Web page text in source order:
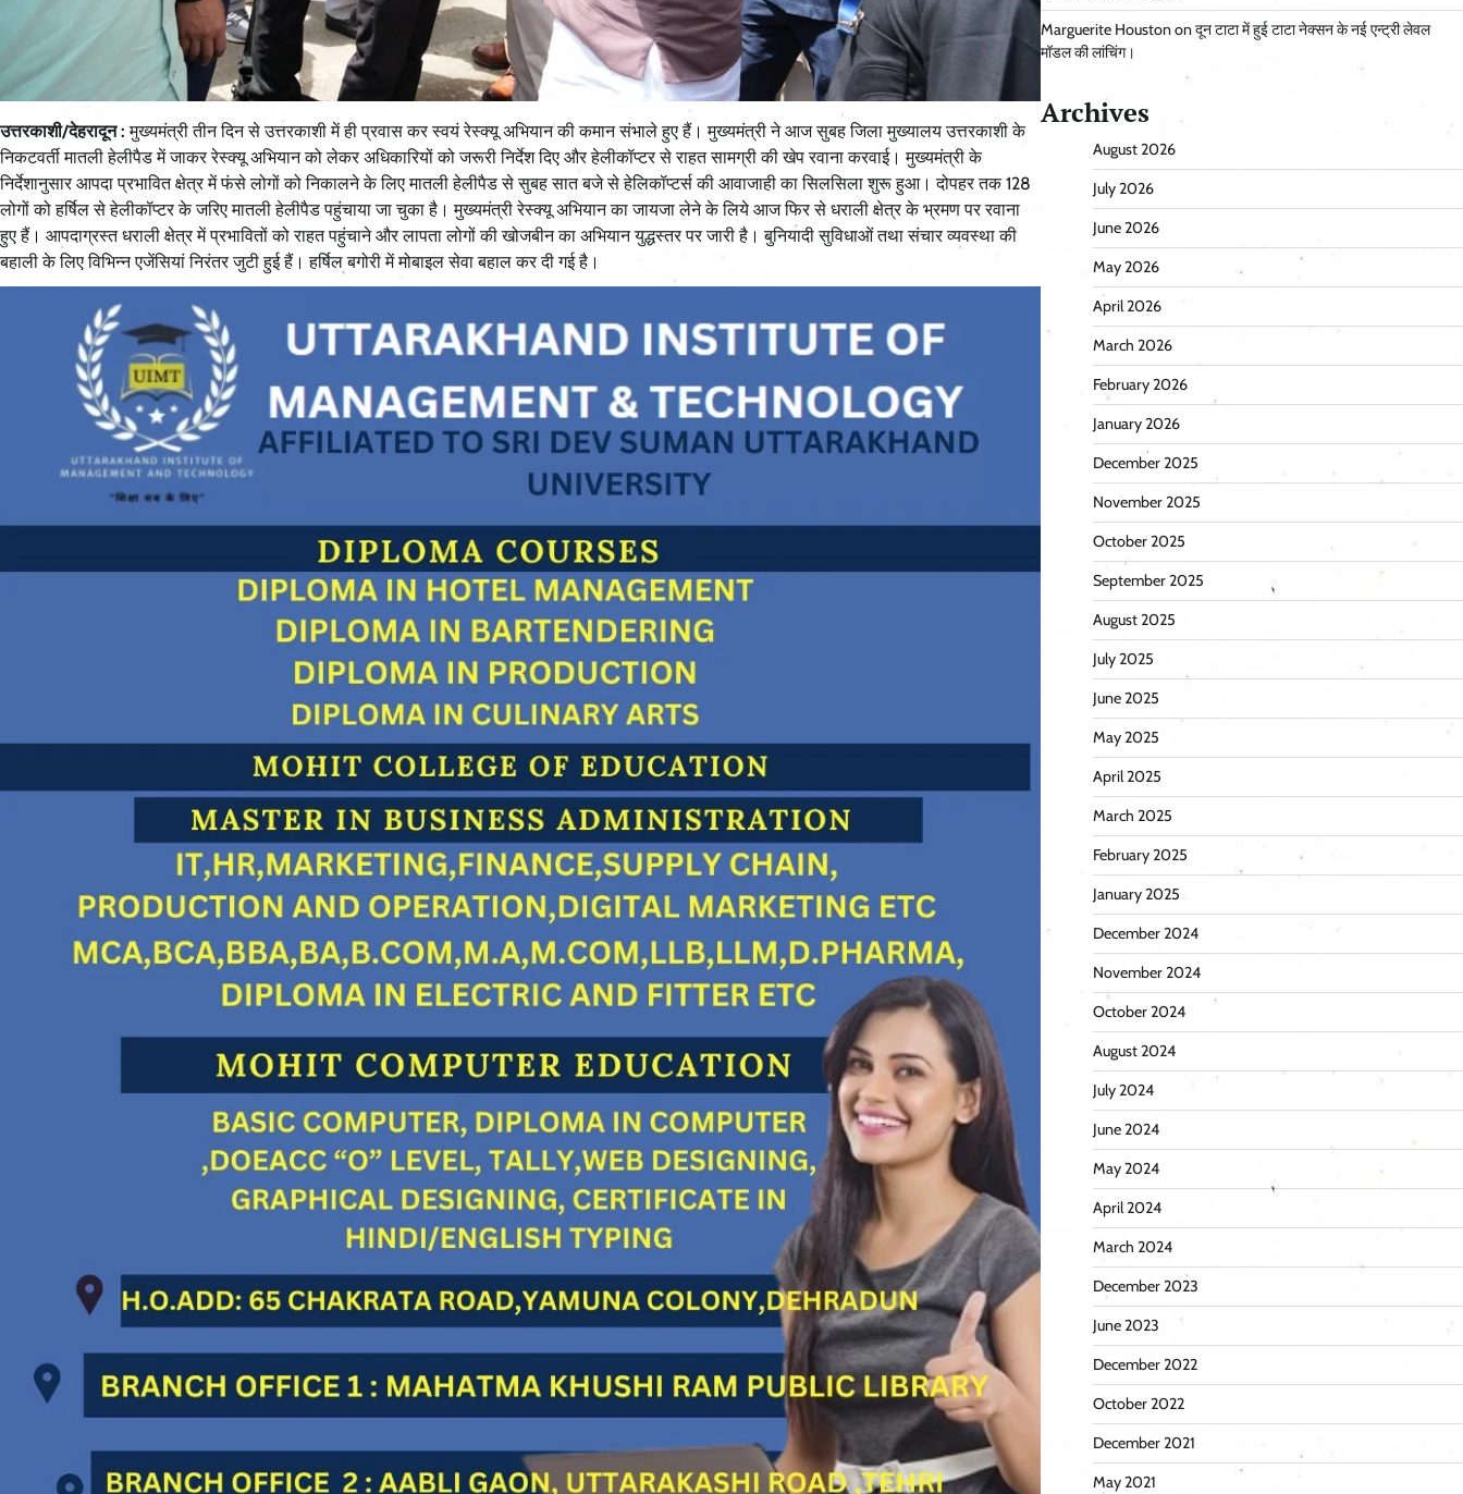
उत्तरकाशी/देहरादून : मुख्यमंत्री तीन दिन से उत्तरकाशी में ही प्रवास कर स्वयं रेस्क्यू अभियान की कमान संभाले हुए हैं। मुख्यमंत्री ने आज सुबह जिला मुख्यालय उत्तरकाशी के
निकटवर्ती मातली हेलीपैड में जाकर रेस्क्यू अभियान को लेकर अधिकारियों को जरूरी निर्देश दिए और हेलीकॉप्टर से राहत सामग्री की खेप रवाना करवाई। मुख्यमंत्री के
निर्देशानुसार आपदा प्रभावित क्षेत्र में फंसे लोगों को निकालने के लिए मातली हेलीपैड से सुबह सात बजे से हेलिकॉप्टर्स की आवाजाही का सिलसिला शुरू हुआ। दोपहर तक 128
लोगों को हर्षिल से हेलीकॉप्टर के जरिए मातली हेलीपैड पहुंचाया जा चुका है। मुख्यमंत्री रेस्क्यू अभियान का जायजा लेने के लिये आज फिर से धराली क्षेत्र के भ्रमण पर रवाना
हुए हैं। आपदाग्रस्त धराली क्षेत्र में प्रभावितों को राहत पहुंचाने और लापता लोगों की खोजबीन का अभियान युद्धस्तर पर जारी है। बुनियादी सुविधाओं तथा संचार व्यवस्था की
बहाली के लिए विभिन्न एजेंसियां निरंतर जुटी हुई हैं। हर्षिल बगोरी में मोबाइल सेवा बहाल कर दी गई है।
Marguerite Houstononदून टाटा में हुई टाटा नेक्सन के नई एन्ट्री लेवल
मॉडल की लांचिंग।
Archives
August 2026
July 2026
June 2026
May 2026
April 2026
March 2026
February 2026
January 2026
December 2025
November 2025
October 2025
September 2025
August 2025
July 2025
June 2025
May 2025
April 2025
March 2025
February 2025
January 2025
December 2024
November 2024
October 2024
August 2024
July 2024
June 2024
May 2024
April 2024
March 2024
December 2023
June 2023
December 2022
October 2022
December 2021
May 2021